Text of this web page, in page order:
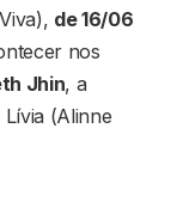
de 16/06
nos
Jhin, a
(Alinne